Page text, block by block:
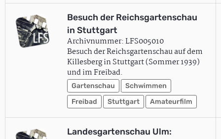
Besuch der Reichsgartenschau
in Stuttgart
Archivnummer: LFS005010
Besuch der Reichsgartenschau auf dem
Killesberg in Stuttgart (Sommer 1939)
und im Freibad.
Gartenschau
Schwimmen
Freibad
Stuttgart Amateurfilm
Landesgartenschau Ulm: